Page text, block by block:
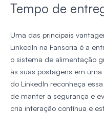
Tempo de
Uma das principais
LinkedIn na Fansoria é a
o sistema de alimentação
às suas postagens em
do LinkedIn reconheça
de manter a segurança e
cria interação contínua e